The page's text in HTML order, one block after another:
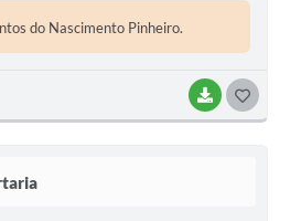
BAIXAR
do Nascimento Pinheiro.